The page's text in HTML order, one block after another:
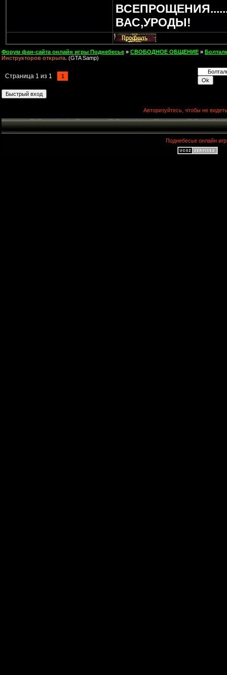
ВАС,УРОДЫ!
Форум фан-сайта онлайн игры Поднебесье » СВОБОДНОЕ ОБЩЕНИЕ »
Инструкторов открыта. (GTA Samp)
Страница 1 из 1 1
Авторизуйтесь, чтобы не
Поднебесье онлайн